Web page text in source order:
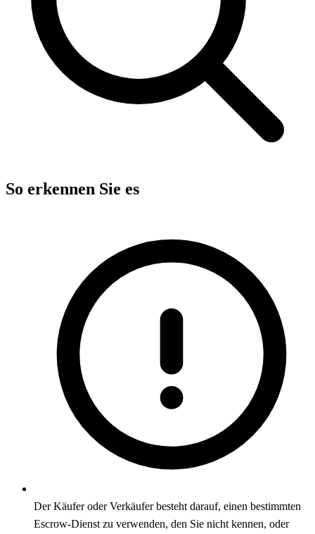
So erkennen Sie es
Der Käufer oder Verkäufer besteht darauf, einen bestimmten
Escrow-Dienst zu verwenden, den Sie nicht kennen, oder